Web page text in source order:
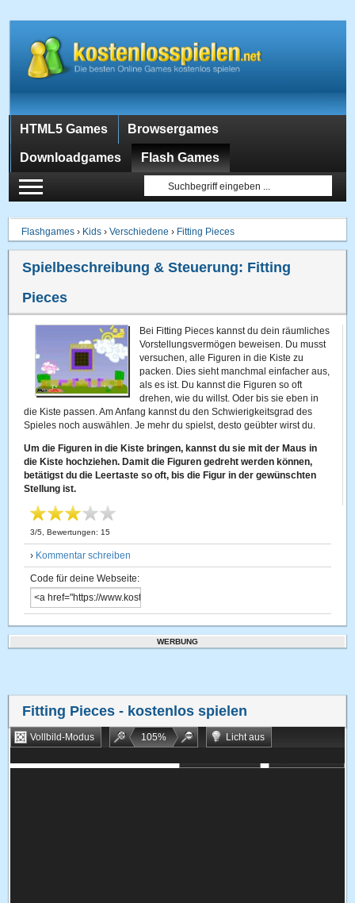
HTML5 Games Browsergames
Downloadgames Flash Games
Flashgames › Kids ›Verschiedene › Fitting Pieces
Spielbeschreibung & Steuerung: Fitting
Pieces
Bei Fitting Pieces kannst du dein räumliches
Vorstellungsvermögen beweisen. Du musst
versuchen, alle Figuren in die Kiste zu
packen. Dies sieht manchmal einfacher aus,
als es ist. Du kannst die Figuren so oft
drehen, wie du willst. Oder bis sie eben in
die Kiste passen. Am Anfang kannst du den Schwierigkeitsgrad des
Spieles noch auswählen. Je mehr du spielst, desto geübter wirst du.
Um die Figuren in die Kiste bringen, kannst du sie mit der Maus in
die Kiste hochziehen. Damit die Figuren gedreht werden können,
betätigst du die Leertaste so oft, bis die Figur in der gewünschten
Stellung ist.
3/5 , Bewertungen: 15
› Kommentar schreiben
Code für deine Webseite:
WERBUNG
Fitting Pieces- kostenlos spielen
Vollbild-Modus 105%
Licht aus